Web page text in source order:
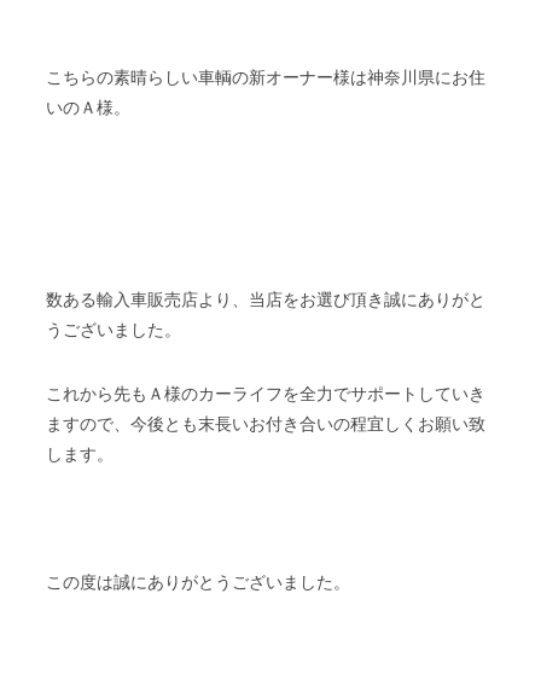
こちらの素晴らしい車輌の新オーナー様は神奈川県にお住
いのＡ様。
数ある輸入車販売店より、当店をお選び頂き誠にありがと
うございました。
これから先もＡ様のカーライフを全力でサポートしていき
ますので、今後とも末長いお付き合いの程宜しくお願い致
します。
この度は誠にありがとうございました。